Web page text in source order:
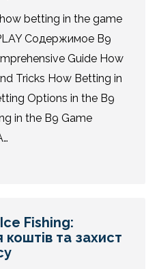
betting in the game
Содержимое B9
Guide How
Tricks How Betting in
Options in the B9
in the B9 Game
Fishing:
та захист